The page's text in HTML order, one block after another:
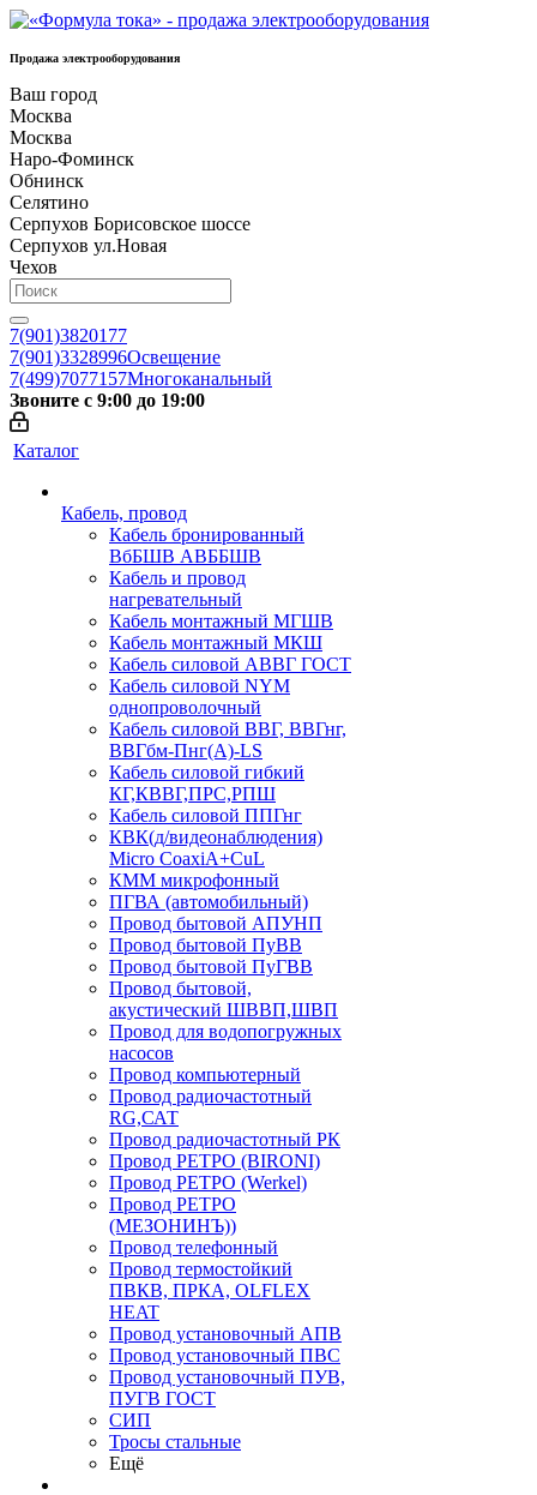
Продажа электрооборудования
Ваш город
Москва
Москва
Наро-Фоминск
Обнинск
Селятино
Серпухов Борисовское шоссе
Серпухов ул.Новая
Чехов
7(901)3820177
7(901)3328996Освещение
7(499)7077157Многоканальный
Звоните с 9:00 до 19:00
Каталог
Кабель, провод
Кабель бронированный
ВбБШВ АВББШВ
Кабель и провод
нагревательный
Кабель монтажный МГШВ
Кабель монтажный МКШ
Кабель силовой АВВГ ГОСТ
Кабель силовой NYM
однопроволочный
Кабель силовой ВВГ, ВВГнг,
ВВГбм-Пнг(А)-LS
Кабель силовой гибкий
КГ,КВВГ,ПРС,РПШ
Кабель силовой ППГнг
КВК(д/видеонаблюдения)
Micro CoaxiA+CuL
КММ микрофонный
ПГВА (автомобильный)
Провод бытовой АПУНП
Провод бытовой ПуВВ
Провод бытовой ПуГВВ
Провод бытовой,
акустический ШВВП,ШВП
Провод для водопогружных
насосов
Провод компьютерный
Провод радиочастотный
RG,САТ
Провод радиочастотный РК
Провод РЕТРО (BIRONI)
Провод РЕТРО (Werkel)
Провод РЕТРО
(МЕЗОНИНЪ))
Провод телефонный
Провод термостойкий
ПВКВ, ПРКА, OLFLEX
HEAT
Провод установочный АПВ
Провод установочный ПВС
Провод установочный ПУВ,
ПУГВ ГОСТ
СИП
Тросы стальные
Ещё